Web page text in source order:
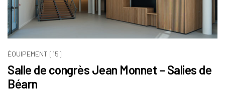
ÉQUIPEMENT [15]
Salle de congrès Jean Monnet – Salies de
Béarn